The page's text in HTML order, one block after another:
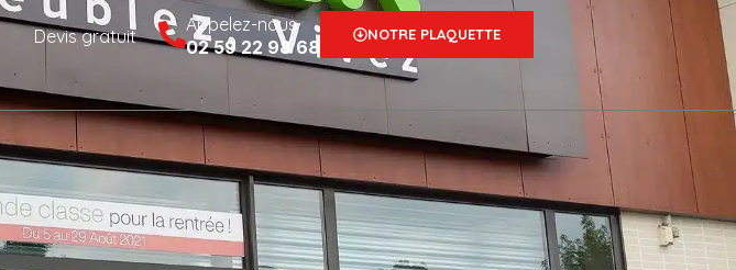
Devis gratuit
Appelez-nous
02 59 22 98 68
NOTRE PLAQUETTE